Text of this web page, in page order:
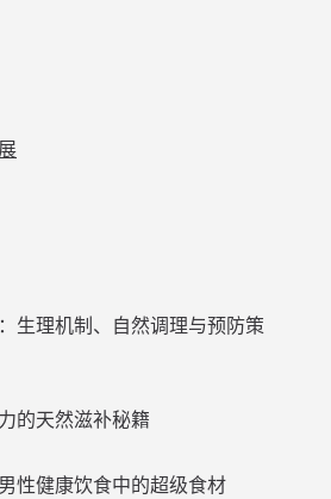
生理机制、自然调理与预防策
的天然滋补秘籍
性健康饮食中的超级食材